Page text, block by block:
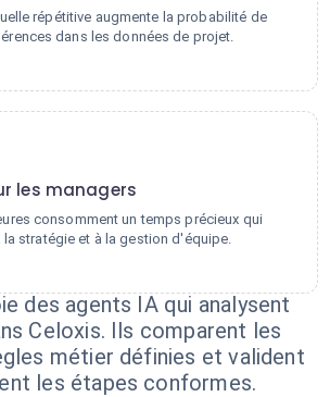
répétitive augmente la probabilité de
dans les données de projet.
les managers
consomment un temps précieux qui
la stratégie et à la gestion d'équipe.
des agents IA qui analysent
Celoxis. Ils comparent les
métier définies et valident
les étapes conformes.